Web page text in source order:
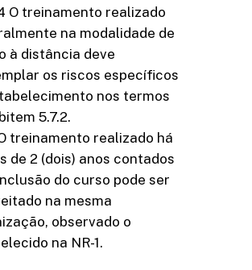
O treinamento realizado
na modalidade de
à distância deve
os riscos específicos
nos termos
5.7.2.
treinamento realizado há
de 2 (dois) anos contados
do curso pode ser
na mesma
observado o
na NR-1.